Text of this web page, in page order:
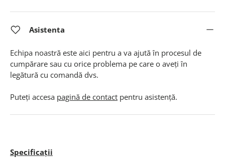
Asistenta
Echipa noastră este aici pentru a va ajută în procesul de
cumpărare sau cu orice problema pe care o aveți în
legătură cu comandă dvs.
Puteți accesa pagină de contact pentru asistență.
Specificații